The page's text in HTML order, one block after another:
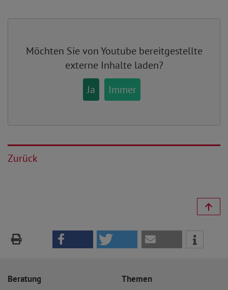
Möchten Sie vonYoutube bereitgestellte
externe Inhalte laden?
Ja
Immer
Zurück
Beratung
Themen